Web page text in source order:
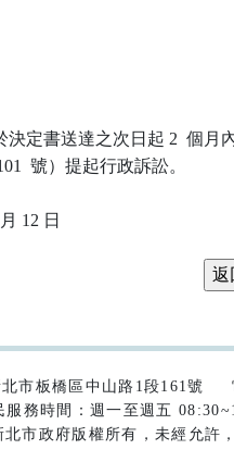
決定書送達之次日起 2  個月
號）提起行政訴訟。
市板橋區中山路1段161號
服務時間：週一至週五
北市政府版權所有，未經允許